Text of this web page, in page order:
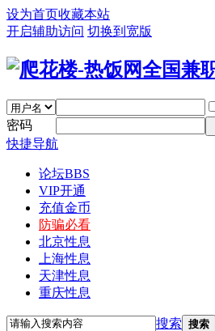
设为首页收藏本站
开启辅助访问 切换到宽版
密码
快捷导航
论坛BBS
VIP开通
充值金币
防骗必看
北京性息
上海性息
天津性息
重庆性息
搜索 搜索